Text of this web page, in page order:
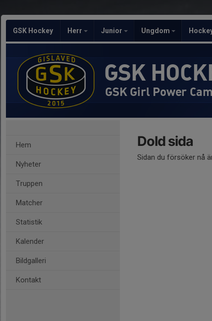
GSK Hockey Herr Junior Ungdom
GSK
GSK Girl Power
Hem
Nyheter
Truppen
Matcher
Statistik
Kalender
Bildgalleri
Kontakt
Dold sida
Sidan du försöker nå